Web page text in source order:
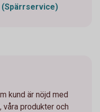
(Spärrservice)
kund är nöjd med
produkter och